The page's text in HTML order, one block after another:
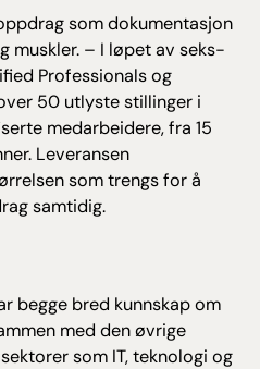
som dokumentasjon
muskler. – I løpet av seks-
Professionals og
50 utlyste stillinger i
medarbeidere, fra 15
Leveransen
som trengs for å
samtidig.
begge bred kunnskap om
med den øvrige
som IT, teknologi og